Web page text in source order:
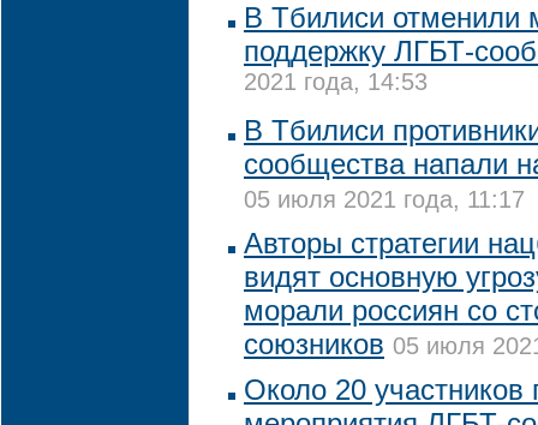
В Тбилиси отменили
поддержку ЛГБТ-
2021 года, 14:53
В Тбилиси
сообщества напали
05 июля 2021 года, 11:17
Авторы стратегии
видят основную
морали россиян со
союзников 05 июля
Около 20 участников